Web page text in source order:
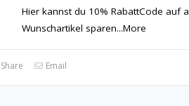
Hier kannst du 10% RabattCode auf
Wunschartikel sparen...More
Share Email